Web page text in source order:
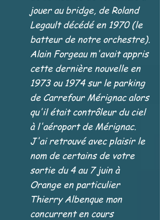
jouer au bridge, de Roland
Legault décédé en 1970 (le
batteur de notre orchestre).
Alain Forgeau m'avait appris
cette dernière nouvelle en
1973 ou 1974 sur le parking
de Carrefour Mérignac alors
qu'il était contrôleur du ciel
à l'aéroport de Mérignac.
J'ai retrouvé avec plaisir le
nom de certains de votre
sortie du 4 au 7 juin à
Orange en particulier
Thierry Albenque mon
concurrent en cours